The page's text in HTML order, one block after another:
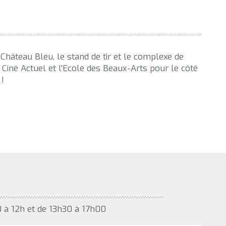
Bleu, le stand de tir et le complexe de
Actuel et l’Ecole des Beaux-Arts pour le côté
12h et de 13h30 à 17h00